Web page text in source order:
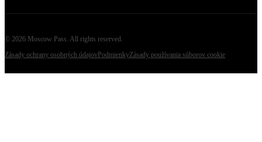
© 2026 Moscow Pass. All rights reserved.
Zásady ochrany osobných údajov PodmienkyZásady používania súborov cookie